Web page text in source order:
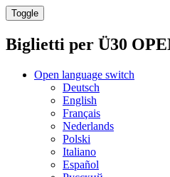
Toggle
Biglietti per Ü30
Open language switch
Deutsch
English
Français
Nederlands
Polski
Italiano
Español